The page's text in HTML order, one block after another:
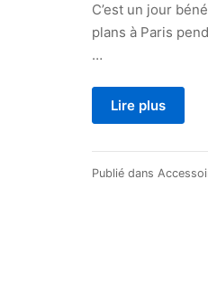
C’est un jour
plans à Paris
…
Lire plus
Publié dans